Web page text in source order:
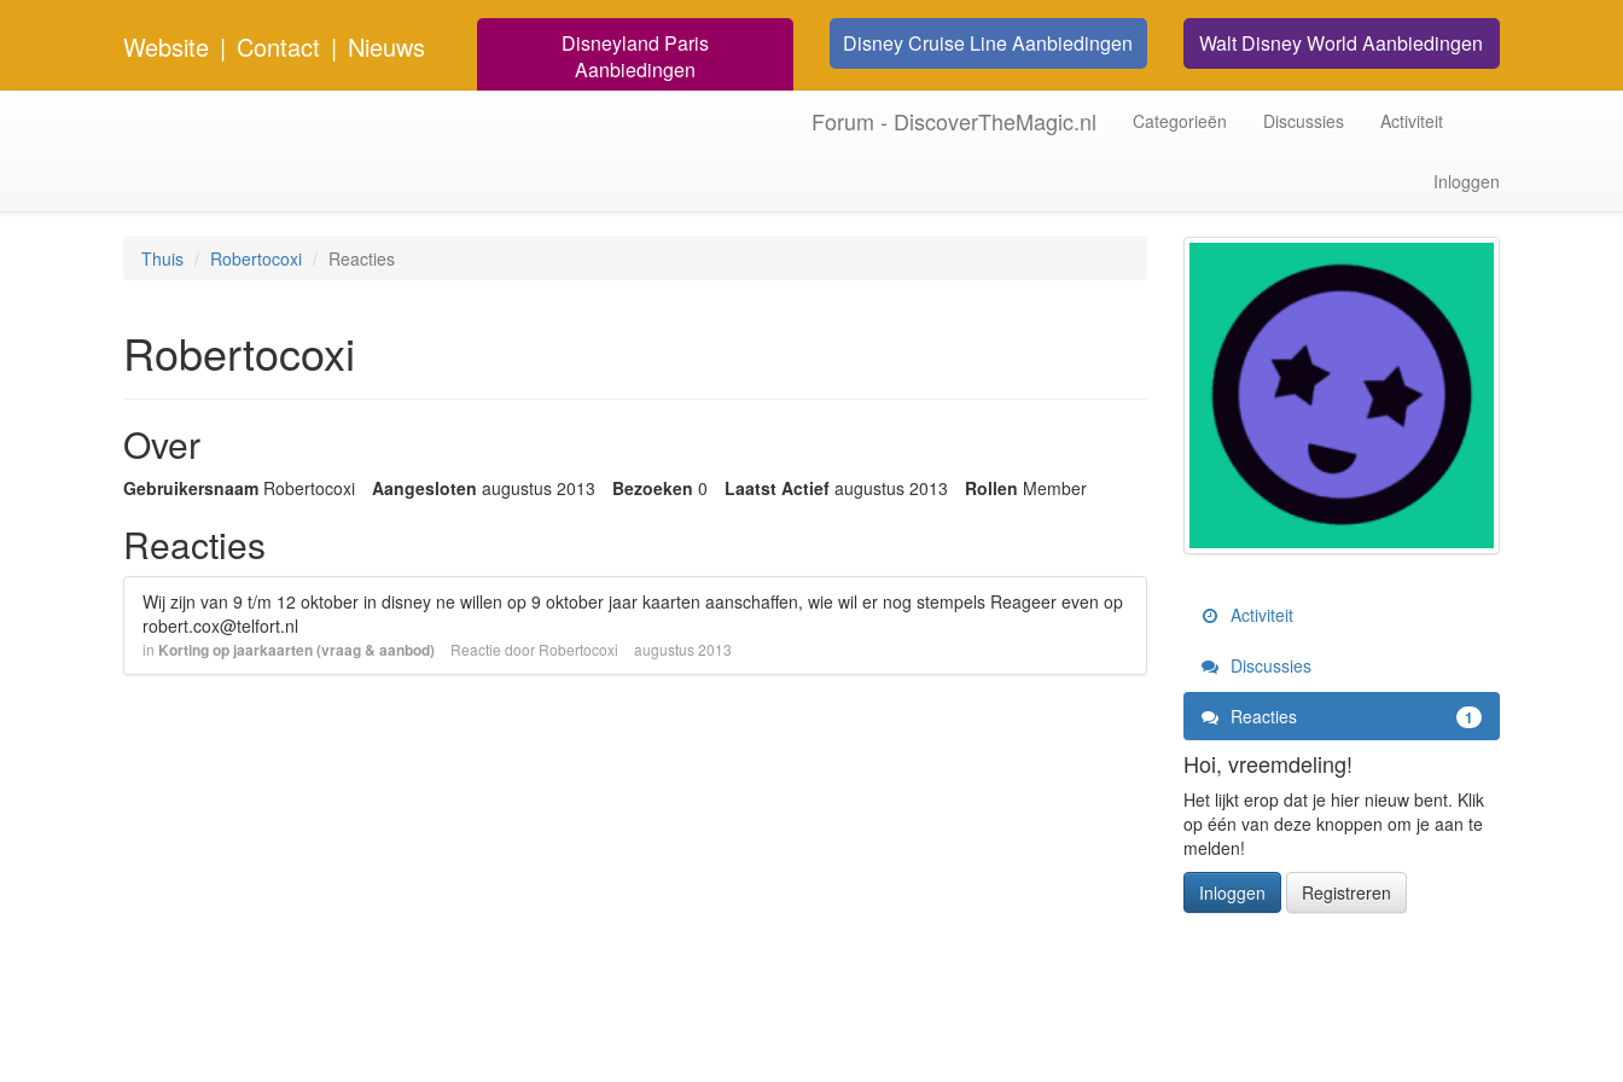
Website | Contact | Nieuws
Disneyland Paris
Aanbiedingen
Disney Cruise Line Aanbiedingen Walt Disney World Aanbiedingen
Forum - DiscoverTheMagic.nl Categorieën Discussies Activiteit
Inloggen
Thuis Robertocoxi Reacties
Robertocoxi
Over
Gebruikersnaam Robertocoxi Aangesloten augustus 2013 Bezoeken 0 Laatst Actief augustus 2013 Rollen Member
Reacties
Wij zijn van 9 t/m 12 oktober in disney ne willen op 9 oktober jaar kaarten aanschaffen, wie wil er nog stempels Reageer even op
robert.cox@telfort.nl
in Korting op jaarkaarten (vraag & aanbod) Reactie door Robertocoxi augustus 2013
Activiteit
Discussies
Reacties 1
Hoi, vreemdeling!
Het lijkt erop dat je hier nieuw bent. Klik
op één van deze knoppen om je aan te
melden!
Inloggen
Registreren